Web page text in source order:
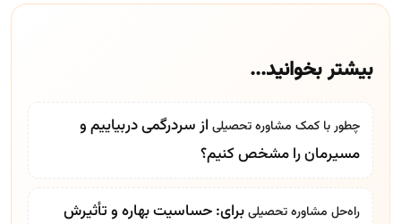
بیشتر بخوانید...
چطور با کمک مشاوره تحصیلی از سردرگمی دربیاییم و
مسیرمان را مشخص کنیم؟
راه‌حل مشاوره تحصیلیبرای: حساسیت بهاره و تأثیرش